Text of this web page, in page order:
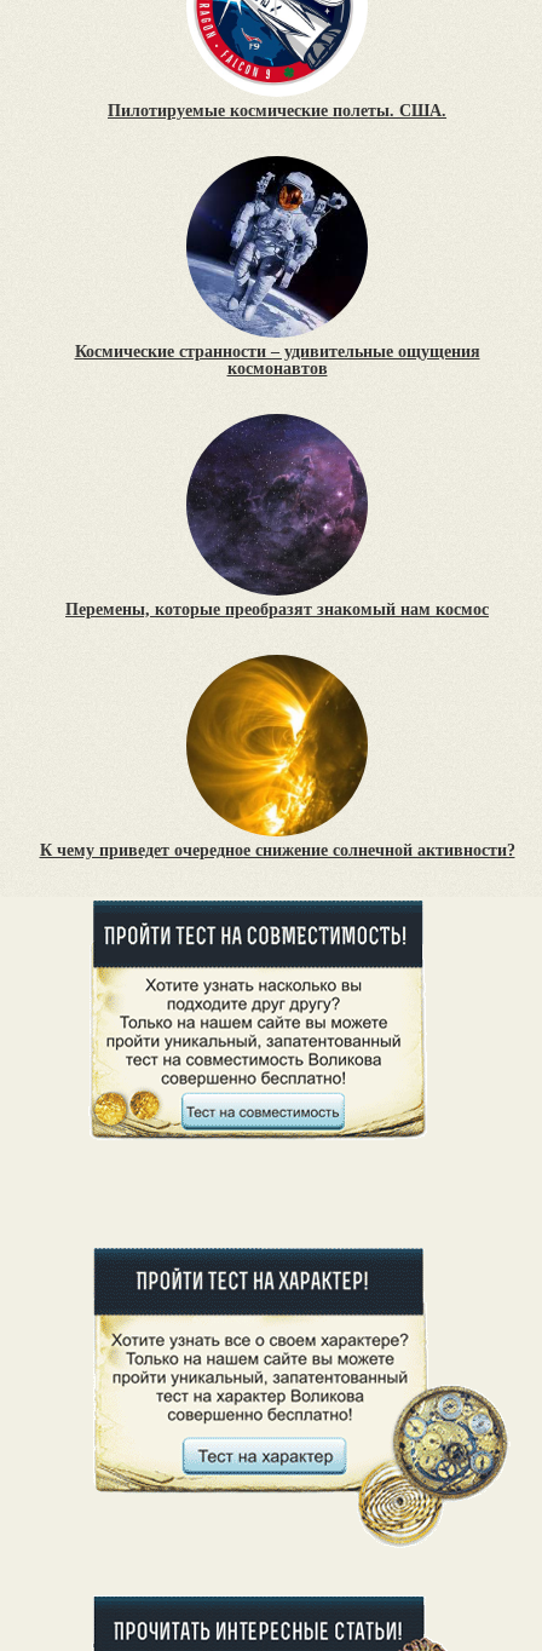
Пилотируемые космические полеты. США.
Космические странности – удивительные ощущения
космонавтов
Перемены, которые преобразят знакомый нам космос
К чему приведет очередное снижение солнечной активности?